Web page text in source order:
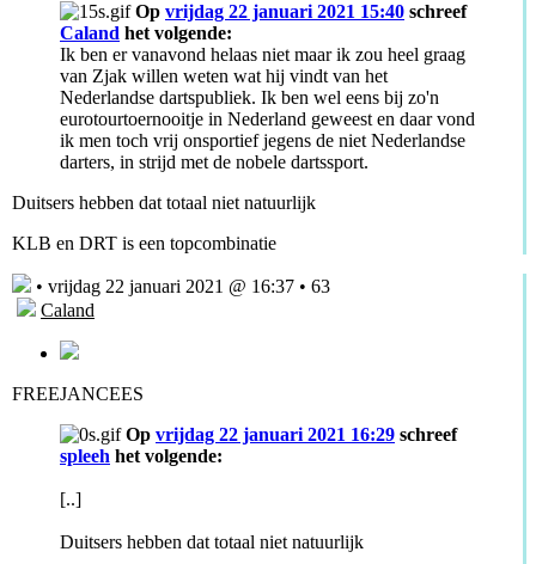
Op vrijdag 22 januari 2021 15:40 schreef
Caland het volgende:
Ik ben er vanavond helaas niet maar ik zou heel graag
van Zjak willen weten wat hij vindt van het
Nederlandse dartspubliek. Ik ben wel eens bij zo'n
eurotourtoernooitje in Nederland geweest en daar vond
ik men toch vrij onsportief jegens de niet Nederlandse
darters, in strijd met de nobele dartssport.
Duitsers hebben dat totaal niet natuurlijk
KLB en DRT is een topcombinatie
• vrijdag 22 januari 2021 @ 16:37 • 63
Caland
FREEJANCEES
Op vrijdag 22 januari 2021 16:29 schreef
spleeh het volgende:
[..]
Duitsers hebben dat totaal niet natuurlijk